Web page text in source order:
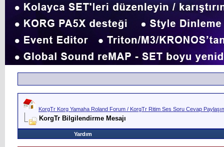
KorgTr Korg Yamaha Roland Forum / KorgTr Ritim Ses Soru Cevap
KorgTr Bilgilendirme Mesajı
Yardım